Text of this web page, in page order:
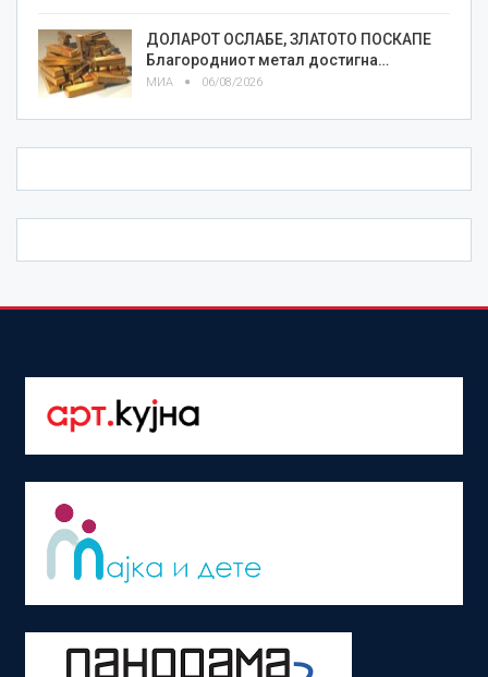
ДОЛАРОТ ОСЛАБЕ, ЗЛАТОТО ПОСКАПЕ
Благородниот метал достигна…
МИА 06/08/2026